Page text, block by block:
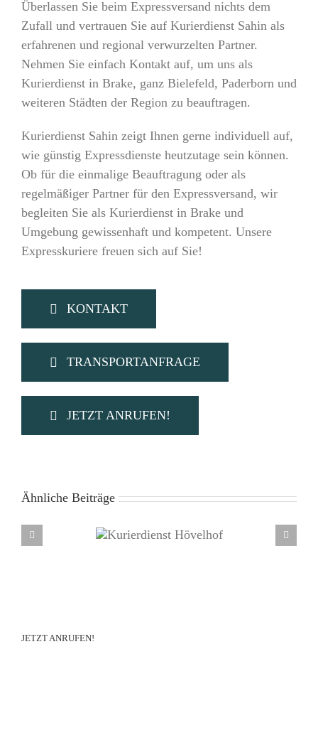
Überlassen Sie beim Expressversand nichts dem
Zufall und vertrauen Sie auf Kurierdienst Sahin als
erfahrenen und regional verwurzelten Partner.
Nehmen Sie einfach Kontakt auf, um uns als
Kurierdienst in Brake, ganz Bielefeld, Paderborn und
weiteren Städten der Region zu beauftragen.
Kurierdienst Sahin zeigt Ihnen gerne individuell auf,
wie günstig Expressdienste heutzutage sein können.
Ob für die einmalige Beauftragung oder als
regelmäßiger Partner für den Expressversand, wir
begleiten Sie als Kurierdienst in Brake und
Umgebung gewissenhaft und kompetent. Unsere
Expresskuriere freuen sich auf Sie!
KONTAKT
TRANSPORTANFRAGE
JETZT ANRUFEN!
Ähnliche Beiträge
JETZT ANRUFEN!